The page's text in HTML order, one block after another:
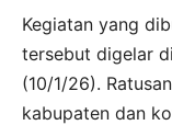
Kegiatan yang
tersebut digelar
(10/1/26).
kabupaten dan